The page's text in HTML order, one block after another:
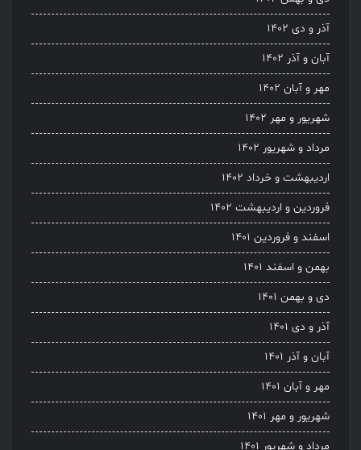
آذر و دی ۱۴۰۲
آبان و آذر ۱۴۰۲
مهر و آبان ۱۴۰۲
شهریور و مهر ۱۴۰۲
مرداد و شهریور ۱۴۰۲
اردیبهشت و خرداد ۱۴۰۲
فروردین و اردیبهشت ۱۴۰۲
اسفند و فروردین ۱۴۰۱
بهمن و اسفند ۱۴۰۱
دی و بهمن ۱۴۰۱
آذر و دی ۱۴۰۱
آبان و آذر ۱۴۰۱
مهر و آبان ۱۴۰۱
شهریور و مهر ۱۴۰۱
مرداد و شهریور ۱۴۰۱